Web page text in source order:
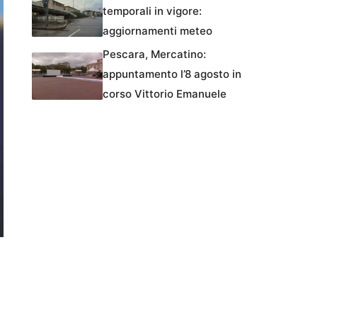
temporali in vigore:
aggiornamenti meteo
Pescara, Mercatino:
appuntamento l’8 agosto in
corso Vittorio Emanuele